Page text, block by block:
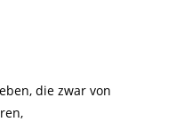
die zwar von